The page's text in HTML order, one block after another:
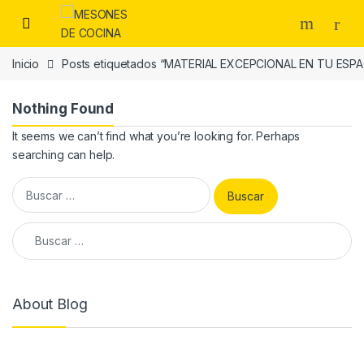
Skip to navigation
Skip to content
Inicio Posts etiquetados “MATERIAL EXCEPCIONAL EN TU
Nothing Found
It seems we can’t find what you’re looking for. Perhaps
searching can help.
Buscar:
Buscar:
About Blog